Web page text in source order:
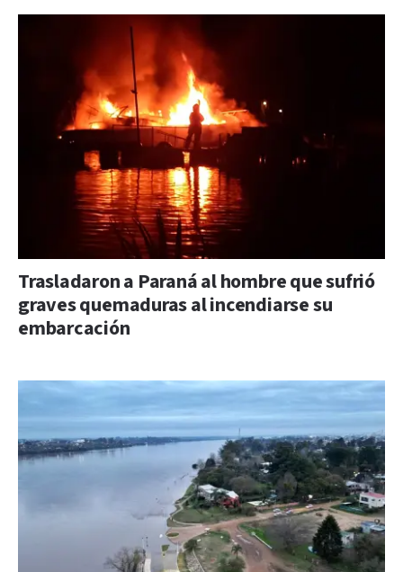
Trasladaron a Paraná al hombre que sufrió
graves quemaduras al incendiarse su
embarcación